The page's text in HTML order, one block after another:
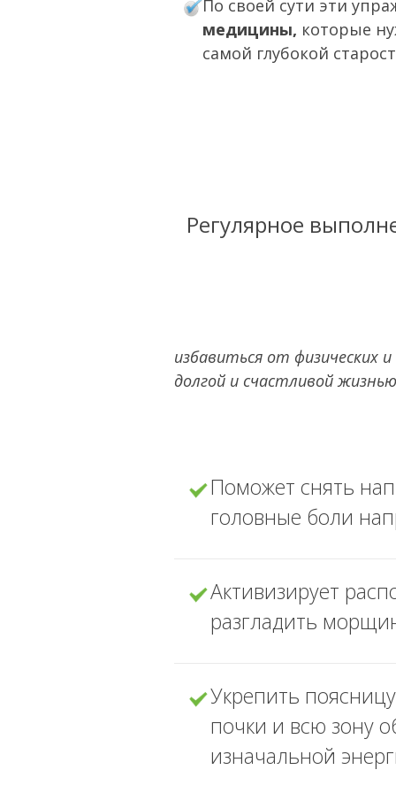
По своей сути эти
медицины, которые
самой глубокой
Регулярное
избавиться от
долгой и счастливой
Поможет снять
головные боли
Активизирует
разгладить
Укрепить
почки и всю зону
изначальной